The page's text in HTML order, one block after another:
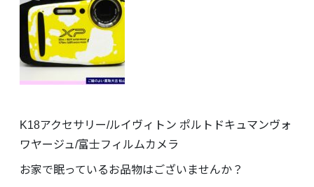
K18アクセサリー/ルイヴィトン ポルトドキュマンヴォ
ワヤージュ/富士フィルムカメラ
お家で眠っているお品物はございませんか？